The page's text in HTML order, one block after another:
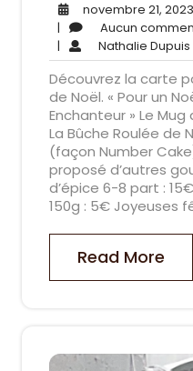
novembre 21, 2023
| Aucun
| Nathalie Dupuis
Découvrez la carte
de Noël. « Pour un
Enchanteur » Le
La Bûche Roulée de
(façon Number
proposé d’autres
d’épice 6-8 part :
150g : 5€ Joyeuses
Read More